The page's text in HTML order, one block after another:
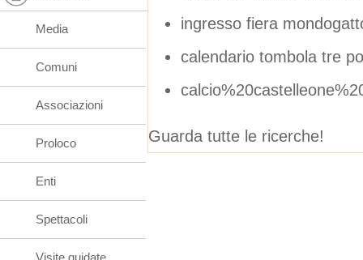
ingresso fiera
calendario tombola tre
Guarda tutte le ricerche!
Media
Comuni
Associazioni
Proloco
Enti
Spettacoli
Visite guidate